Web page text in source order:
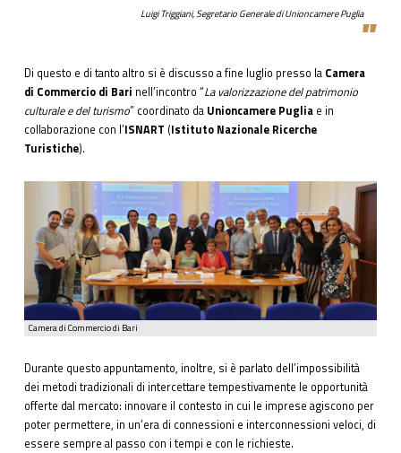
Luigi Triggiani, Segretario Generale di Unioncamere Puglia
Di questo e di tanto altro si è discusso a fine luglio presso la Camera
di Commercio di Bari nell’incontro “La valorizzazione del patrimonio
culturale e del turismo” coordinato da Unioncamere Puglia e in
collaborazione con l’ISNART (Istituto Nazionale Ricerche
Turistiche).
Camera di Commercio di Bari
Durante questo appuntamento, inoltre, si è parlato dell’impossibilità
dei metodi tradizionali di intercettare tempestivamente le opportunità
offerte dal mercato: innovare il contesto in cui le imprese agiscono per
poter permettere, in un’era di connessioni e interconnessioni veloci, di
essere sempre al passo con i tempi e con le richieste.